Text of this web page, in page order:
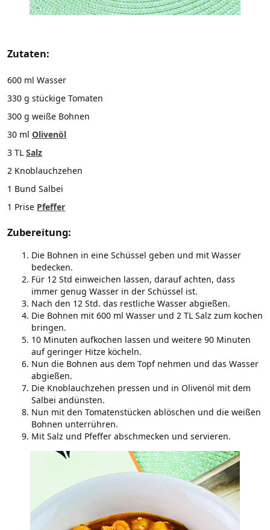
Zutaten:
600 ml Wasser
330 g stückige Tomaten
300 g weiße Bohnen
30 ml Olivenöl
3 TL Salz
2 Knoblauchzehen
1 Bund Salbei
1 Prise Pfeffer
Zubereitung:
Die Bohnen in eine Schüssel geben und mit Wasser
bedecken.
Für 12 Std einweichen lassen, darauf achten, dass
immer genug Wasser in der Schüssel ist.
Nach den 12 Std. das restliche Wasser abgießen.
Die Bohnen mit 600 ml Wasser und 2 TL Salz zum kochen
bringen.
10 Minuten aufkochen lassen und weitere 90 Minuten
auf geringer Hitze köcheln.
Nun die Bohnen aus dem Topf nehmen und das Wasser
abgießen.
Die Knoblauchzehen pressen und in Olivenöl mit dem
Salbei andünsten.
Nun mit den Tomatenstücken ablöschen und die weißen
Bohnen unterrühren.
Mit Salz und Pfeffer abschmecken und servieren.